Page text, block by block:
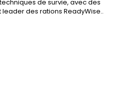
de survie, avec des
leader des rations ReadyWise..